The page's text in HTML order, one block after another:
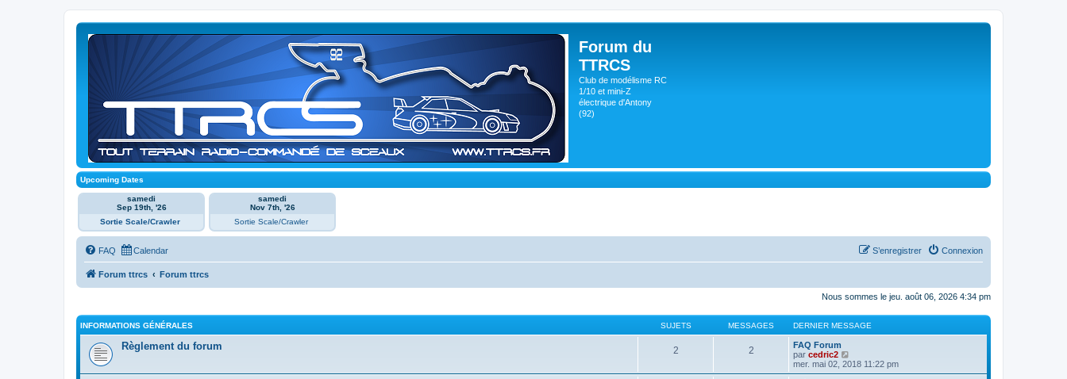
Forum du
TTRCS
Club de modélisme RC
1/10 et mini-Z
électrique d'Antony
(92)
Upcoming Dates
samedi
Sep 19th, '26
Sortie Scale/Crawler
samedi
Nov 7th, '26
Sortie Scale/Crawler
FAQ Calendar Connexion
S’enregistrer
Forum ttrcs Forum ttrcs
Nous sommes le jeu. août 06, 2026 4:34 pm
INFORMATIONS GÉNÉRALES SUJETS MESSAGES DERNIER MESSAGE
Règlement du forum 2 2
FAQ Forum
par cedric2
o
i
mer. mai 02, 2018 11:22 pm